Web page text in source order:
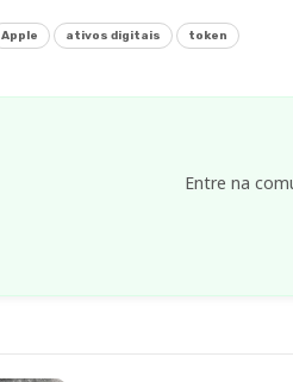
Apple ativos digitais token
Entre na